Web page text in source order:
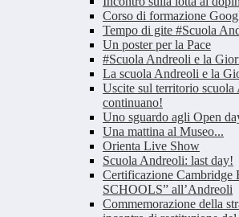
Corso di formazione
Tempo di gite #Scuola
Un poster per la Pace
#Scuola Andreoli e la
La scuola Andreoli e la
Uscite sul territorio
continuano!
Uno sguardo agli Open
Una mattina al Museo...
Orienta Live Show
Scuola Andreoli: last day!
Certificazione Cambridge
SCHOOLS” all’Andreoli
Commemorazione della